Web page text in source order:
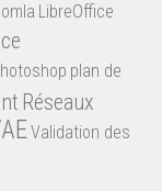
LibreOffice
plan de
Réseaux
Validation des